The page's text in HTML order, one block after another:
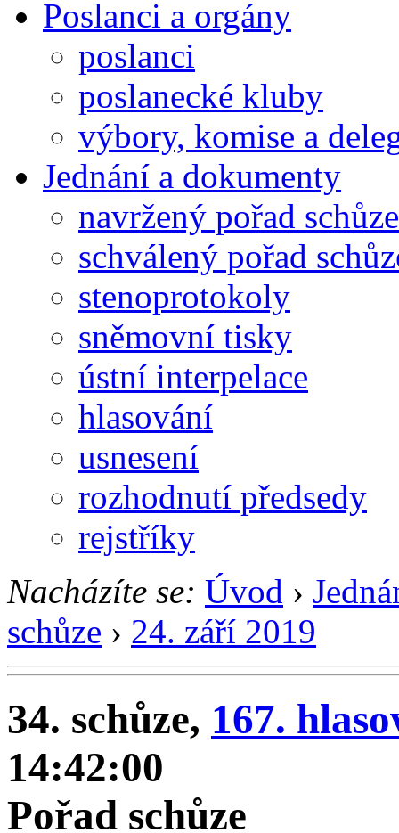
Poslanci a orgány
poslanci
poslanecké kluby
výbory, komise a
Jednání a dokumenty
navržený pořad schůze
schválený pořad
stenoprotokoly
sněmovní tisky
ústní interpelace
hlasování
usnesení
rozhodnutí předsedy
rejstříky
Nacházíte se: Úvod ›
schůze › 24. září 2019
34. schůze, 167.
14:42:00
Pořad schůze